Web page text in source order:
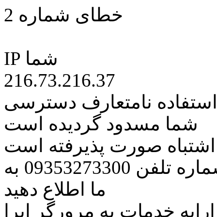
خطای شماره 2
IP شما
216.73.216.37
نامتعارف دسترسی
شما مسدود گردیده است
اشتباه صورت پذیرفته است
مراتب این مسئله را از طریق شماره تلفن 09353273300 به
ما اطلاع دهید
خدمات به مرورگر اپرا